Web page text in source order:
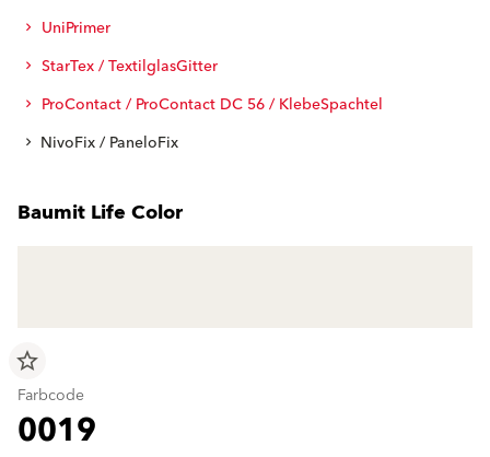
UniPrimer
StarTex / TextilglasGitter
ProContact / ProContact DC 56 / KlebeSpachtel
NivoFix / PaneloFix
Baumit Life Color
star_border
Farbcode
0019